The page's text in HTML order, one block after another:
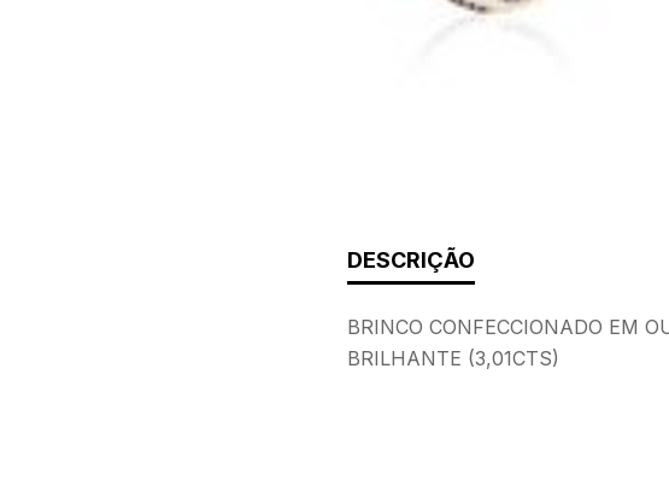
DESCRIÇÃO
BRINCO CONFECCIONADO EM
BRILHANTE (3,01CTS)